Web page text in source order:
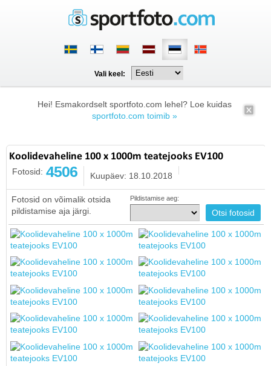
Vali keel:
Hei! Esmakordselt sportfoto.com lehel? Loe kuidas
sportfoto.com toimib »
Koolidevaheline 100 x 1000m teatejooks EV100
Fotosid: 4506 Kuupäev: 18.10.2018
Fotosid on võimalik otsida
pildistamise aja järgi.
Pildistamise aeg: